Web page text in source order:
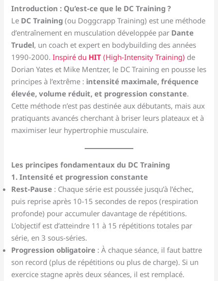
Introduction : Qu’est-ce que le DC Training ?
Le DC Training (ou Doggcrapp Training) est une méthode
d’entraînement en musculation développée par Dante
Trudel, un coach et expert en bodybuilding des années
1990-2000.Inspiré du HIT (High-Intensity Training) de
Dorian Yates et Mike Mentzer, le DC Training en pousse les
principes à l’extrême : intensité maximale, fréquence
élevée, volume réduit, et progression constante.
Cette méthode n’est pas destinée aux débutants, mais aux
pratiquants avancés cherchant à briser leurs plateaux et à
maximiser leur hypertrophie musculaire.
Les principes fondamentaux du DC Training
1. Intensité et progression constante
Rest-Pause : Chaque série est poussée jusqu’à l’échec,
puis reprise après 10-15 secondes de repos (respiration
profonde) pour accumuler davantage de répétitions.
L’objectif est d’atteindre 11 à 15 répétitions totales par
série, en 3 sous-séries.
Progression obligatoire : À chaque séance, il faut battre
son record (plus de répétitions ou plus de charge). Si un
exercice stagne après deux séances, il est remplacé.